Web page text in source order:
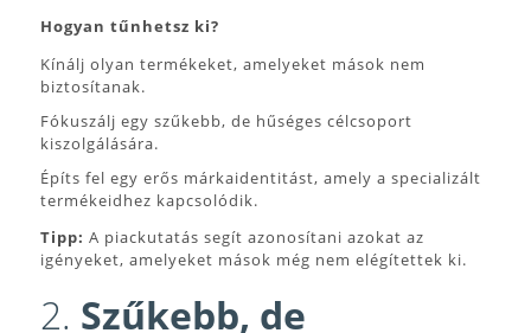
Hogyan tűnhetsz ki?
Kínálj olyan termékeket, amelyeket mások nem
biztosítanak.
Fókuszálj egy szűkebb, de hűséges célcsoport
kiszolgálására.
Építs fel egy erős márkaidentitást, amely a specializált
termékeidhez kapcsolódik.
Tipp: A piackutatás segít azonosítani azokat az
igényeket, amelyeket mások még nem elégítettek ki.
2. Szűkebb, de